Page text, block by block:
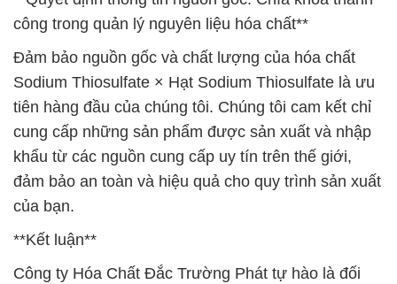
công trong quản lý nguyên liệu hóa chất**
Đảm bảo nguồn gốc và chất lượng của hóa chất
Sodium Thiosulfate × Hạt Sodium Thiosulfate là ưu
tiên hàng đầu của chúng tôi. Chúng tôi cam kết chỉ
cung cấp những sản phẩm được sản xuất và nhập
khẩu từ các nguồn cung cấp uy tín trên thế giới,
đảm bảo an toàn và hiệu quả cho quy trình sản xuất
của bạn.
**Kết luận**
Công ty Hóa Chất Đắc Trường Phát tự hào là đối